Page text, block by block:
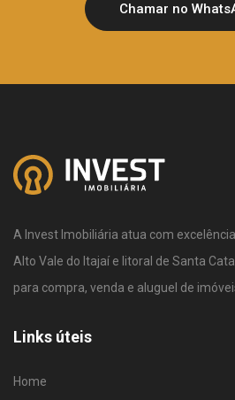
Chamar no
A Invest Imobiliária atua com
Alto Vale do Itajaí e litoral de Santa
para compra, venda e aluguel de
Links úteis
Home